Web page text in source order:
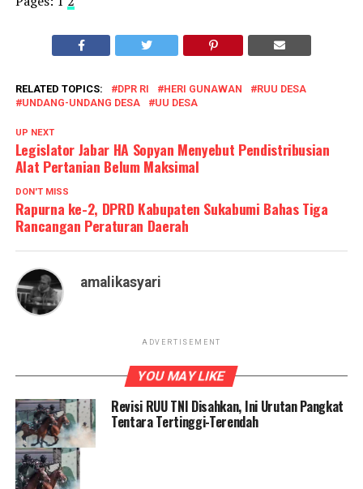
RELATED TOPICS: DPR RI HERI GUNAWAN
RUU DESA
UNDANG-UNDANG DESA
UU DESA
UP NEXT
Legislator Jabar HA Sopyan Menyebut Pendistribusian
Alat Pertanian Belum Maksimal
DON'T MISS
Rapurna ke-2, DPRD Kabupaten Sukabumi Bahas Tiga
Rancangan Peraturan Daerah
amalikasyari
ADVERTISEMENT
YOU MAY LIKE
Revisi RUU TNI Disahkan, Ini Urutan Pangkat
Tentara Tertinggi-Terendah